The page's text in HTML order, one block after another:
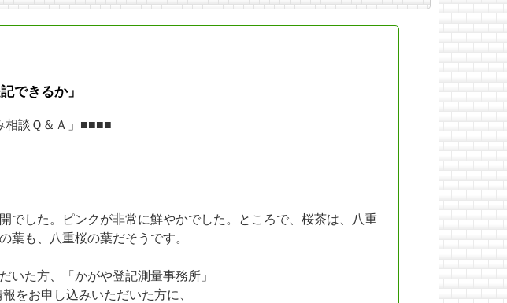
できるか」
相談Ｑ＆Ａ」■■■■
でした。ピンクが非常に鮮やかでした。ところで、桜茶は、八重
葉も、八重桜の葉だそうです。
いた方、「かがや登記測量事務所」
をお申し込みいただいた方に、